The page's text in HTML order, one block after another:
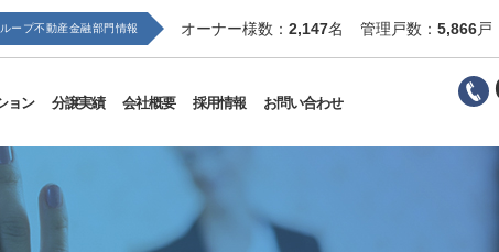
ープ不動産金融部門情報 オーナー様数： 2,147名 管理戸数： 5,866戸
ョン 分譲実績 会社概要 採用情報 お問い合わせ